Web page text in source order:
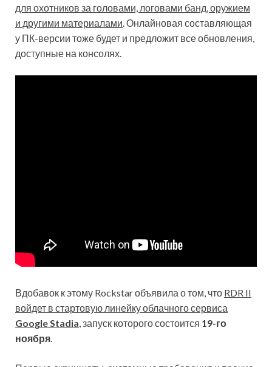
для охотников за головами, логовами банд, оружием
и другими материалами . Онлайновая составляющая
у ПК-версии тоже будет и предложит все обновления,
доступные на консолях.
Вдобавок к этому Rockstar объявила о том, что RDR II
войдет в стартовую линейку облачного сервиса
Google Stadia , запуск которого состоится 19-го
ноября